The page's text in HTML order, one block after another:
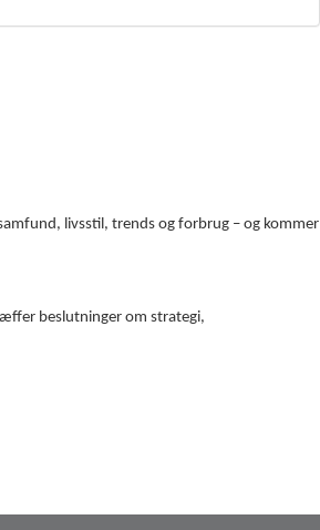
livsstil, trends og forbrug – og kommer
beslutninger om strategi,